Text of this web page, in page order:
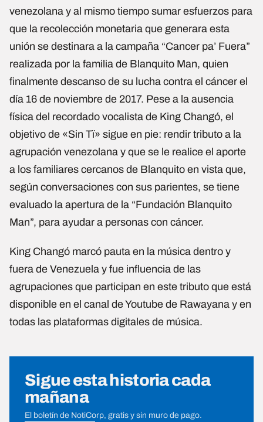
venezolana y al mismo tiempo sumar esfuerzos para
que la recolección monetaria que generara esta
unión se destinara a la campaña “Cancer pa’ Fuera”
realizada por la familia de Blanquito Man, quien
finalmente descanso de su lucha contra el cáncer el
día 16 de noviembre de 2017. Pese a la ausencia
física del recordado vocalista de King Changó, el
objetivo de «Sin Tï» sigue en pie: rendir tributo a la
agrupación venezolana y que se le realice el aporte
a los familiares cercanos de Blanquito en vista que,
según conversaciones con sus parientes, se tiene
evaluado la apertura de la “Fundación Blanquito
Man”, para ayudar a personas con cáncer.
King Changó marcó pauta en la música dentro y
fuera de Venezuela y fue influencia de las
agrupaciones que participan en este tributo que está
disponible en el canal de Youtube de Rawayana y en
todas las plataformas digitales de música.
Sigue esta historia cada
mañana
El boletín de NotiCorp, gratis y sin muro de pago.